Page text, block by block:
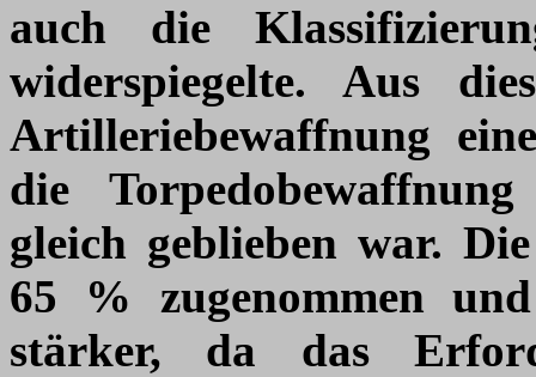
auch die
widerspiegelte. Aus
Artilleriebewaffnung
die
gleich geblieben war.
65 % zugenommen
stärker, da das